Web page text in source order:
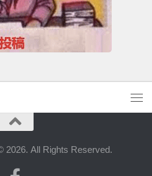
2026. All Rights Reserved.